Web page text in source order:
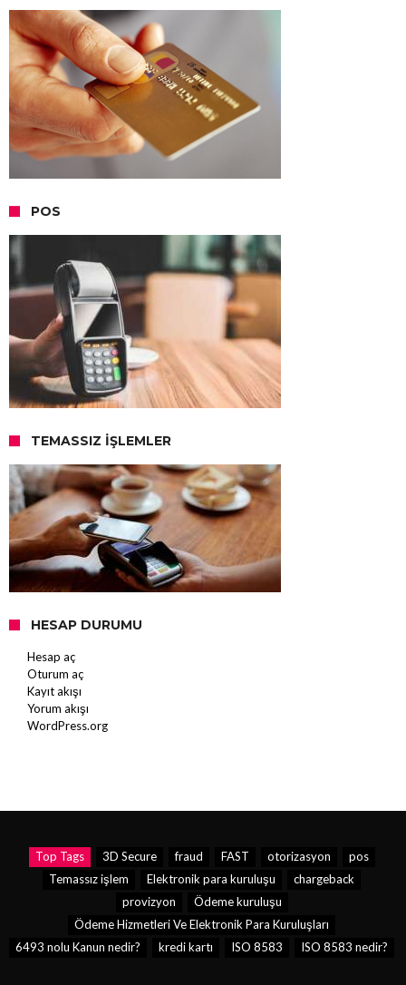
POS
TEMASSIZ İŞLEMLER
HESAP DURUMU
Hesap aç
Oturum aç
Kayıt akışı
Yorum akışı
WordPress.org
Top Tags 3D Secure fraud FAST otorizasyon
pos
Temassız işlem
Elektronik para kuruluşu
chargeback
provizyon
Ödeme kuruluşu
Ödeme Hizmetleri Ve Elektronik Para Kuruluşları
6493 nolu Kanun nedir?
kredi kartı ISO 8583 ISO 8583 nedir?